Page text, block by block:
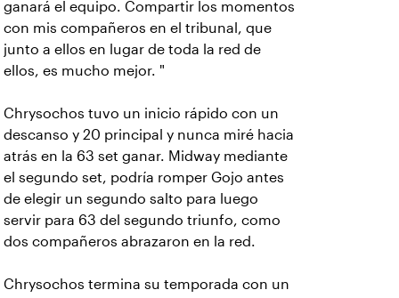
ganará el equipo. Compartir los momentos
con mis compañeros en el tribunal, que
junto a ellos en lugar de toda la red de
ellos, es mucho mejor. "
Chrysochos tuvo un inicio rápido con un
descanso y 20 principal y nunca miré hacia
atrás en la 63 set ganar. Midway mediante
el segundo set, podría romper Gojo antes
de elegir un segundo salto para luego
servir para 63 del segundo triunfo, como
dos compañeros abrazaron en la red.
Chrysochos termina su temporada con un